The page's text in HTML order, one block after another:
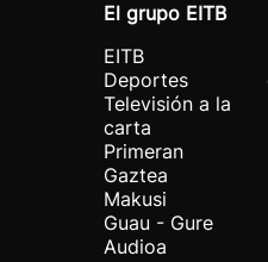
El grupo EITB
EITB
Deportes
Televisión a la
carta
Primeran
Gaztea
Makusi
Guau - Gure
Audioa